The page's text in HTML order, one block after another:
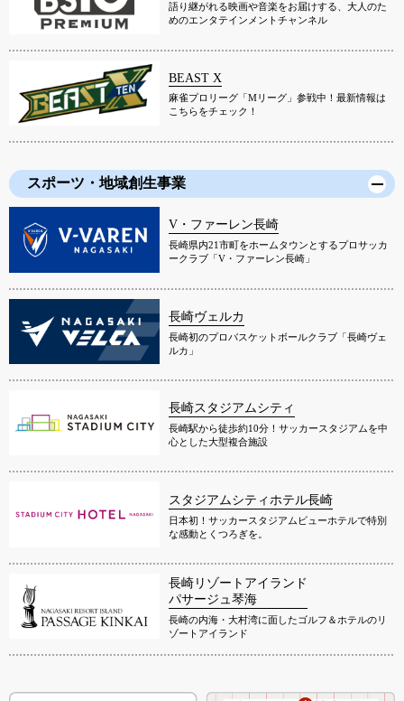
語り継がれる映画や音楽をお届けする、大人のた
めのエンタテインメントチャンネル
BEAST X
麻雀プロリーグ「Mリーグ」参戦中！最新情報は
こちらをチェック！
スポーツ・地域創生事業
V・ファーレン長崎
長崎県内21市町をホームタウンとするプロサッカ
ークラブ「V・ファーレン長崎」
長崎ヴェルカ
長崎初のプロバスケットボールクラブ「長崎ヴェ
ルカ」
長崎スタジアムシティ
長崎駅から徒歩約10分！サッカースタジアムを中
心とした大型複合施設
スタジアムシティホテル長崎
日本初！サッカースタジアムビューホテルで特別
な感動とくつろぎを。
長崎リゾートアイランド
パサージュ琴海
長崎の内海・大村湾に面したゴルフ＆ホテルのリ
ゾートアイランド